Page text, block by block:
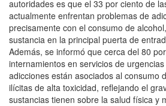
autoridades es que el 33 por ciento de
actualmente enfrentan problemas de
precisamente con el consumo de
sustancia en la principal puerta de
Además, se informó que cerca del 80
internamientos en servicios de
adicciones están asociados al consumo
ilícitas de alta toxicidad, reflejando el
sustancias tienen sobre la salud física y